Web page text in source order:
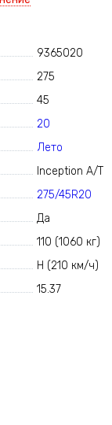
9365020
275
45
20
Лето
Inception A/T
275/45R20
Да
110 (1060 кг)
H (210 км/ч)
15.37